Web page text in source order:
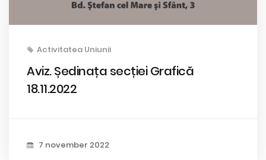
Activitatea Uniunii
Aviz. Ședinața secției Grafică
18.11.2022
7 november 2022